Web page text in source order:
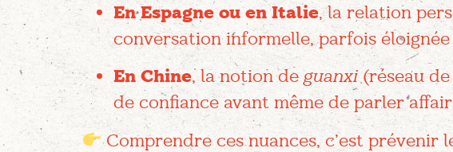
En Espagne ou en Italie, la relation
conversation informelle, parfois
En Chine, la notion deguanxi(réseau
de confiance avant même de parler
Comprendre ces nuances, c’est prévenir